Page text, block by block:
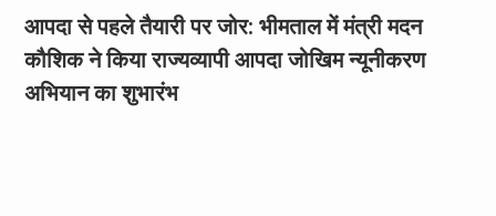
आपदा से पहले तैयारी पर जोर: भीमताल में मंत्री मदन
कौशिक ने किया राज्यव्यापी आपदा जोखिम न्यूनीकरण
अभियान का शुभारंभ